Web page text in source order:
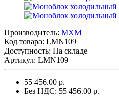
Производитель: MXM
Код товара: LMN109
Доступность: На складе
Артикул: LMN109
55 456.00 р.
Без НДС: 55 456.00 р.